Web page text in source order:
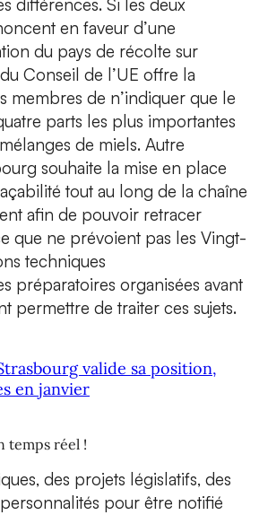
différences. Si les deux
en faveur d’une
du pays de récolte sur
Conseil de l’UE offre la
membres de n’indiquer que le
parts les plus importantes
de miels. Autre
souhaite la mise en place
tout au long de la chaîne
afin de pouvoir retracer
que ne prévoient pas les Vingt-
techniques
préparatoires organisées avant
permettre de traiter ces sujets.
valide sa position,
en janvier
temps réel !
des projets législatifs, des
pour être notifié